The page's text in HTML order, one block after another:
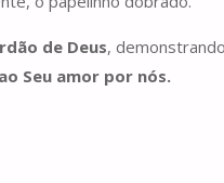
de Deus,
Seu amor por nós.